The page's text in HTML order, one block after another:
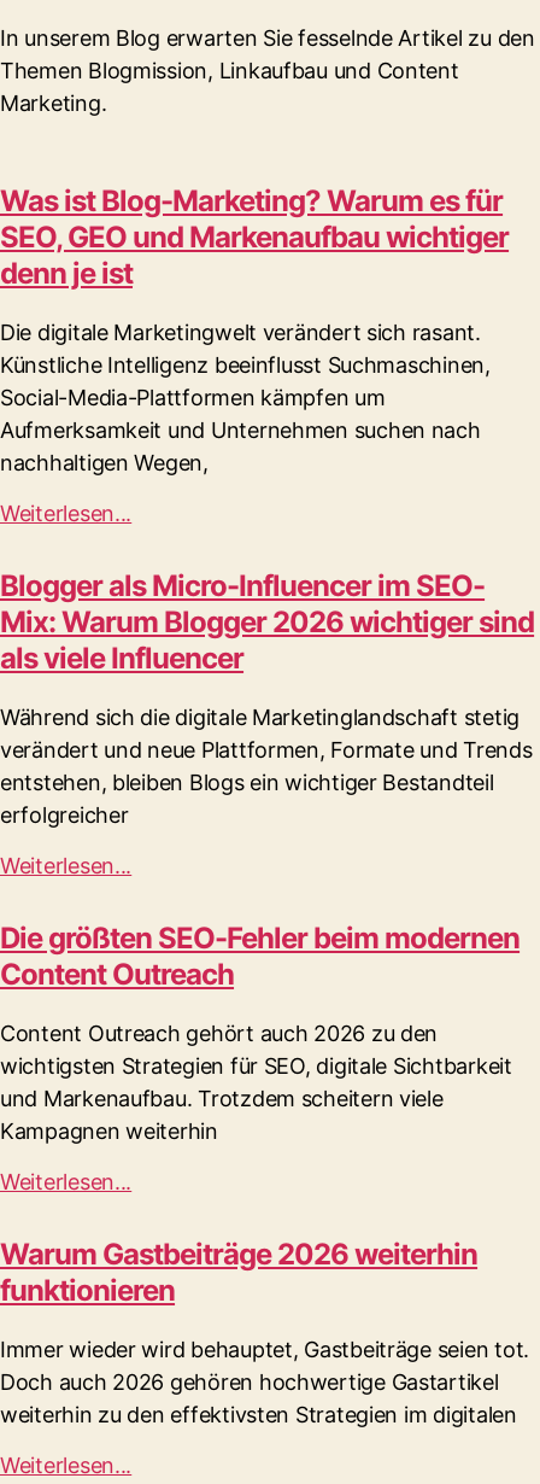
In unserem Blog erwarten Sie fesselnde Artikel zu den
Themen Blogmission, Linkaufbau und Content
Marketing.
Was ist Blog-Marketing? Warum es für
SEO, GEO und Markenaufbau wichtiger
denn je ist
Die digitale Marketingwelt verändert sich rasant.
Künstliche Intelligenz beeinflusst Suchmaschinen,
Social-Media-Plattformen kämpfen um
Aufmerksamkeit und Unternehmen suchen nach
nachhaltigen Wegen,
Weiterlesen...
Blogger als Micro-Influencer im SEO-
Mix: Warum Blogger 2026 wichtiger sind
als viele Influencer
Während sich die digitale Marketinglandschaft stetig
verändert und neue Plattformen, Formate und Trends
entstehen, bleiben Blogs ein wichtiger Bestandteil
erfolgreicher
Weiterlesen...
Die größten SEO-Fehler beim modernen
Content Outreach
Content Outreach gehört auch 2026 zu den
wichtigsten Strategien für SEO, digitale Sichtbarkeit
und Markenaufbau. Trotzdem scheitern viele
Kampagnen weiterhin
Weiterlesen...
Warum Gastbeiträge 2026 weiterhin
funktionieren
Immer wieder wird behauptet, Gastbeiträge seien tot.
Doch auch 2026 gehören hochwertige Gastartikel
weiterhin zu den effektivsten Strategien im digitalen
Weiterlesen...